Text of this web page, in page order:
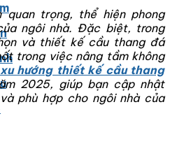
quan trọng, thể hiện phong
ngôi nhà. Đặc biệt, trong
và thiết kế cầu thang đá
trong việc nâng tầm không
hướng thiết kế cầu thang
2025, giúp bạn cập nhật
phù hợp cho ngôi nhà của